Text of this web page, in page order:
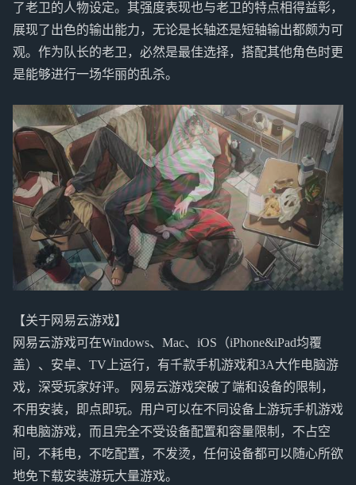
了老卫的人物设定。其强度表现也与老卫的特点相得益彰，
展现了出色的输出能力，无论是长轴还是短轴输出都颇为可
观。作为队长的老卫，必然是最佳选择，搭配其他角色时更
是能够进行一场华丽的乱杀。
【关于网易云游戏】
网易云游戏可在Windows、Mac、iOS（iPhone&iPad均覆
盖）、安卓、TV上运行，有千款手机游戏和3A大作电脑游
戏，深受玩家好评。 网易云游戏突破了端和设备的限制，
不用安装，即点即玩。用户可以在不同设备上游玩手机游戏
和电脑游戏，而且完全不受设备配置和容量限制，不占空
间，不耗电，不吃配置，不发烫，任何设备都可以随心所欲
地免下载安装游玩大量游戏。